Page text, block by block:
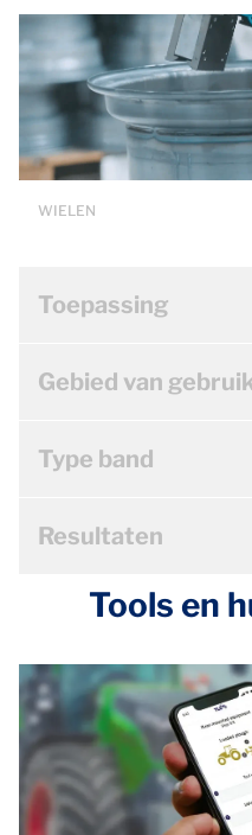
WIELEN
Toepassing
Gebied van
Type band
Resultaten
Tools en